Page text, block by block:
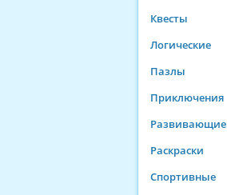
Квесты
Логические
Пазлы
Приключения
Развивающие
Раскраски
Спортивные